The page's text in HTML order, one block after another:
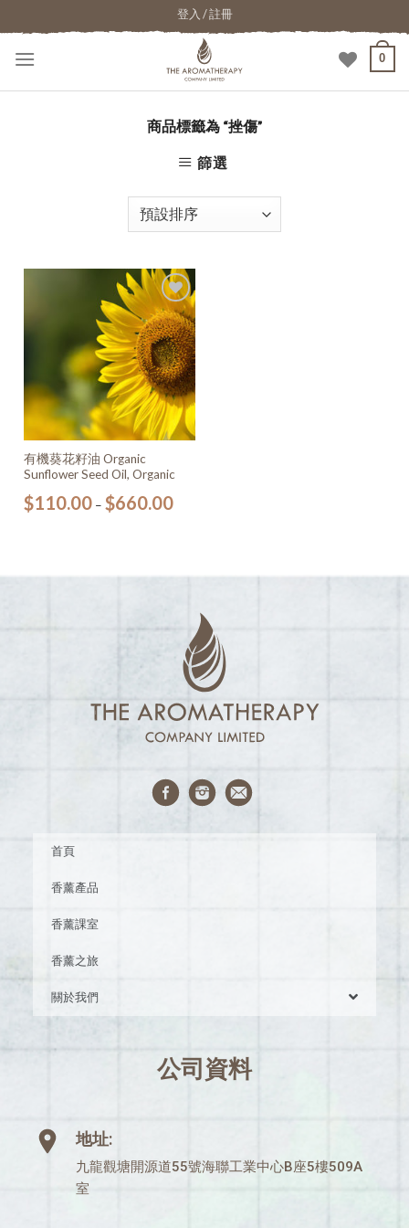
登入 / 註冊
0
商品標籤為 “挫傷”
篩選
加入
願望
清單
有機葵花籽油 Organic
Sunflower Seed Oil, Organic
$110.00 – $660.00
首頁
香薰產品
香薰課室
香薰之旅
關於我們
公司資料
地址:
九龍觀塘開源道55號海聯工業中心B座5樓509A
室